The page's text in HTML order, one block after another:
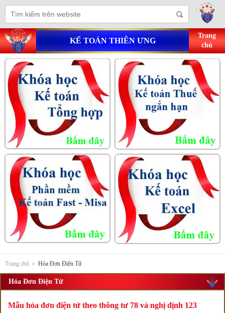
KẾ TOÁN THIÊN ƯNG
Trang
chủ
Trang chủ Hóa Đơn Điện Tử
Hóa Đơn Điện Tử
Mẫu hóa đơn điện tử theo thông tư 78 và nghị định 123